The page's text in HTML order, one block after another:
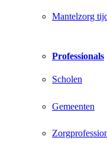
Mantelzorg
Professionals
Scholen
Gemeenten